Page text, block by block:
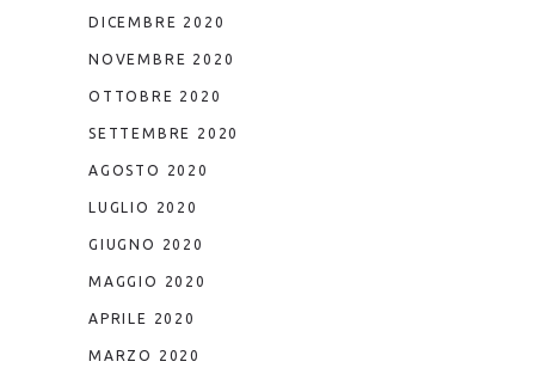
DICEMBRE 2020
NOVEMBRE 2020
OTTOBRE 2020
SETTEMBRE 2020
AGOSTO 2020
LUGLIO 2020
GIUGNO 2020
MAGGIO 2020
APRILE 2020
MARZO 2020